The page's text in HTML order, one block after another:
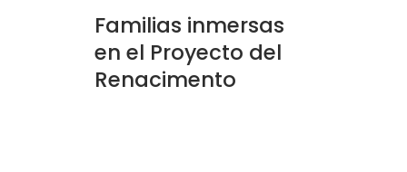
Familias inmersas
en el Proyecto del
Renacimento